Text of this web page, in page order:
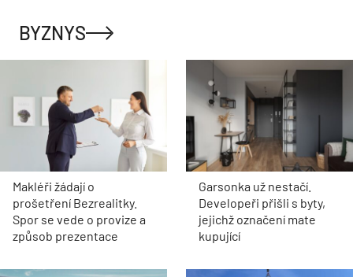
BYZNYS
Makléři žádají o
prošetření Bezrealitky.
Spor se vede o provize a
způsob prezentace
Garsonka už nestačí.
Developeři přišli s byty,
jejichž označení mate
kupující